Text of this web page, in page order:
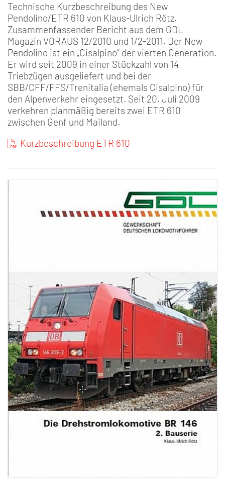
Technische Kurzbeschreibung des New
Pendolino/ETR 610 von Klaus-Ulrich Rötz.
Zusammenfassender Bericht aus dem GDL
Magazin VORAUS 12/2010 und 1/2-2011. Der New
Pendolino ist ein „Cisalpino“ der vierten Generation.
Er wird seit 2009 in einer Stückzahl von 14
Triebzügen ausgeliefert und bei der
SBB/CFF/FFS/Trenitalia (ehemals Cisalpino) für
den Alpenverkehr eingesetzt. Seit 20. Juli 2009
verkehren planmäßig bereits zwei ETR 610
zwischen Genf und Mailand.
Kurzbeschreibung ETR 610